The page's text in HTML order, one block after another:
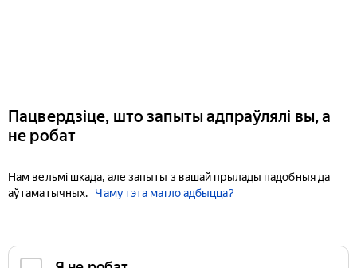
Пацвердзіце, што запыты адпраўлялі вы, а
не робат
Нам вельмі шкада, але запыты з вашай прылады падобныя да
аўтаматычных.
Чаму гэта магло адбыцца?